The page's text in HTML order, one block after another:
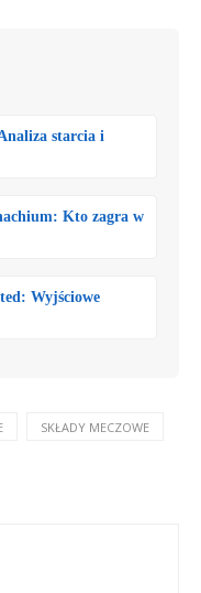
starcia i
Kto zagra w
Wyjściowe
SKŁADY MECZOWE